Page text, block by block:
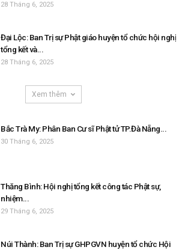
28 Tháng 6, 2025
Đại Lộc: Ban Trị sự Phật giáo huyện tổ chức hội nghị
tổng kết và...
28 Tháng 6, 2025
Xem thêm
Bắc Trà My: Phân Ban Cư sĩ Phật tử TP.Đà Nẵng...
30 Tháng 6, 2025
Thăng Bình: Hội nghị tổng kết công tác Phật sự,
nhiệm...
29 Tháng 6, 2025
Núi Thành: Ban Trị sự GHPGVN huyện tổ chức Hội